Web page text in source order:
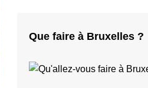
Que faire à Bruxelles ?